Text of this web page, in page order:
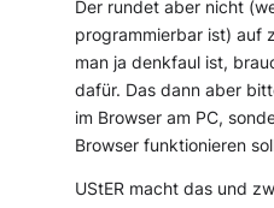
Der rundet aber nicht
programmierbar ist) auf
man ja denkfaul ist,
dafür. Das dann aber
im Browser am PC,
Browser funktionieren
UStER macht das und